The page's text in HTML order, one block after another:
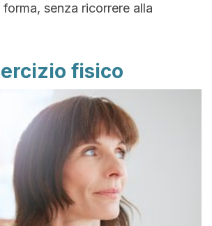
senza ricorrere alla
fisico